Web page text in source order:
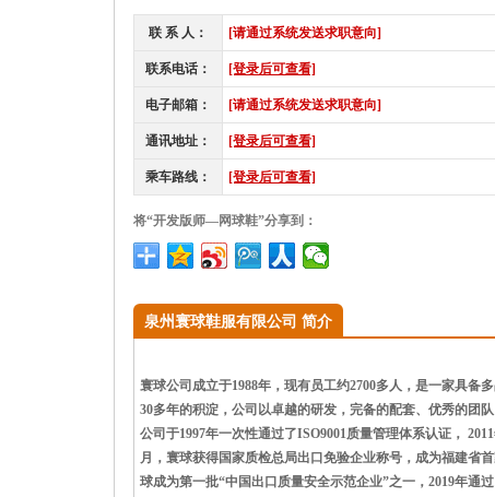
联 系 人： [请通过系统发送求职意向]
联系电话： [登录后可查看]
电子邮箱： [请通过系统发送求职意向]
通讯地址： [登录后可查看]
乘车路线： [登录后可查看]
将“开发版师—网球鞋”分享到：
泉州寰球鞋服有限公司 简介
寰球公司成立于1988年，现有员工约2700多人，是一家具备
30多年的积淀，公司以卓越的研发，完备的配套、优秀的团
公司于1997年一次性通过了ISO9001质量管理体系认证，
月，寰球获得国家质检总局出口免验企业称号，成为福建省
球成为第一批“中国出口质量安全示范企业”之一，2019年通